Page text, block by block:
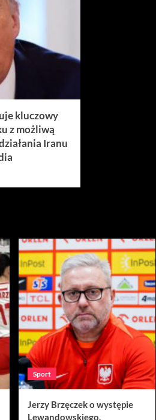
kluczowy
z możliwą
Iranu
Sport
Jerzy Brzęczek o występie
Lewandowskiego.